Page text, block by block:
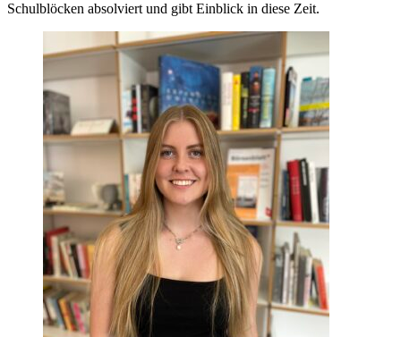
Schulblöcken absolviert und gibt Einblick in diese Zeit.